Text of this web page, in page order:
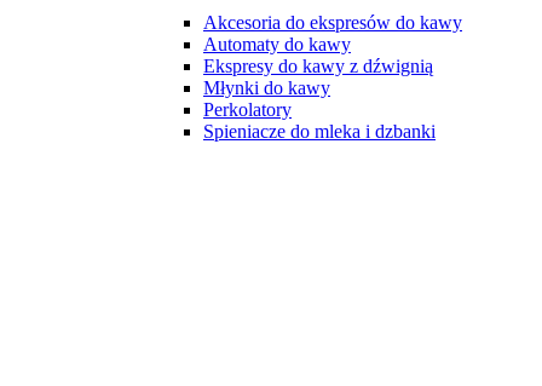
Akcesoria do ekspresów do kawy
Automaty do kawy
Ekspresy do kawy z dźwignią
Młynki do kawy
Perkolatory
Spieniacze do mleka i dzbanki